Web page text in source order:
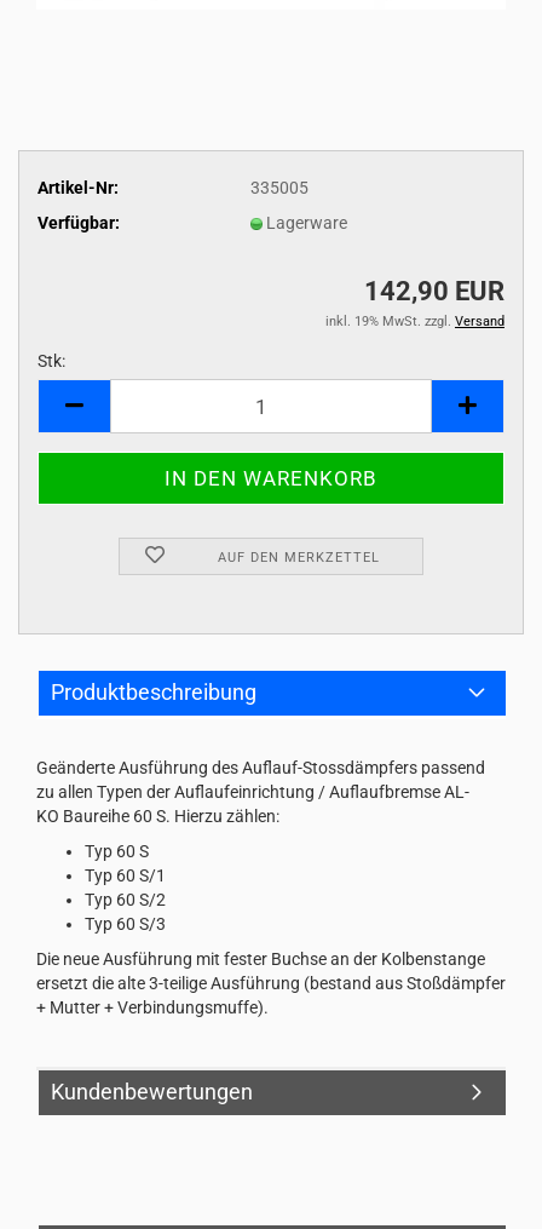
Artikel-Nr:
335005
Verfügbar:
Lagerware
142,90 EUR
inkl. 19% MwSt. zzgl. Versand
Stk:
AUF DEN MERKZETTEL
Produktbeschreibung
Geänderte Ausführung des Auflauf-Stossdämpfers passend
zu allen Typen der Auflaufeinrichtung / Auflaufbremse AL-
KO Baureihe 60 S. Hierzu zählen:
Typ 60 S
Typ 60 S/1
Typ 60 S/2
Typ 60 S/3
Die neue Ausführung mit fester Buchse an der Kolbenstange
ersetzt die alte 3-teilige Ausführung (bestand aus Stoßdämpfer
+ Mutter + Verbindungsmuffe).
Kundenbewertungen